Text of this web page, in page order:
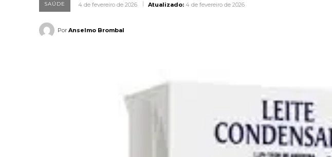
SAÚDE 4 de fevereiro de 2026 Atualizado: 4 de fevereiro de 2026
Por Anselmo Brombal